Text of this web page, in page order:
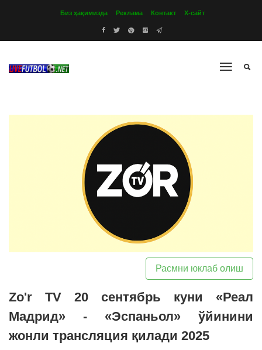
Биз ҳақимизда Реклама Контакт Х-сайт
Расмни юклаб олиш
Zo'r TV 20 сентябрь куни «Реал
Мадрид» - «Эспаньол» ўйинини
жонли трансляция қилади 2025